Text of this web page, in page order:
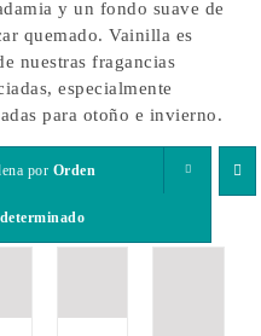
y un fondo suave de
quemado. Vainilla es
nuestras fragancias
especialmente
para otoño e invierno.
por Orden